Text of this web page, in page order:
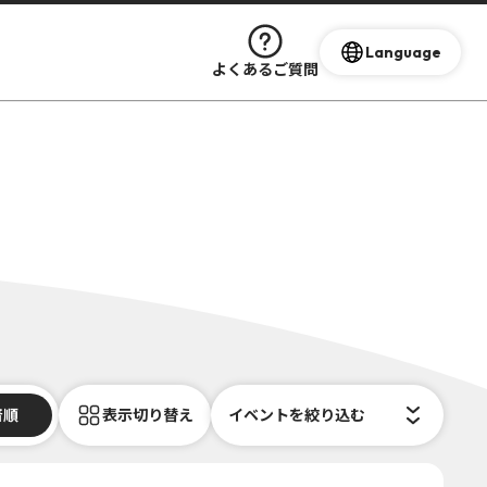
よくあるご質問
Language
順 表示切り替え イベントを絞り込む